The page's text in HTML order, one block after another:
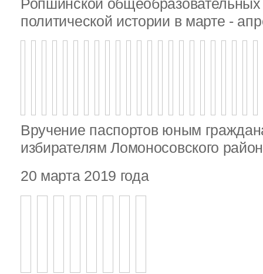
политической истории в марте -
Вручение паспортов юным
избирателям Ломоносовского
20 марта 2019 года